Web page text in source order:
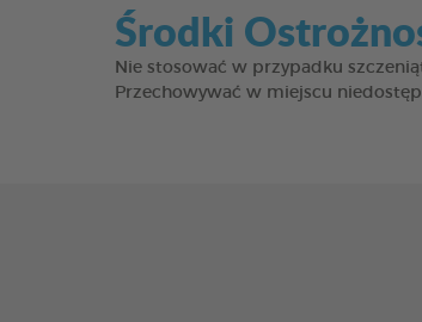
Środki
Nie stosować w przypadku
Przechowywać w miejscu